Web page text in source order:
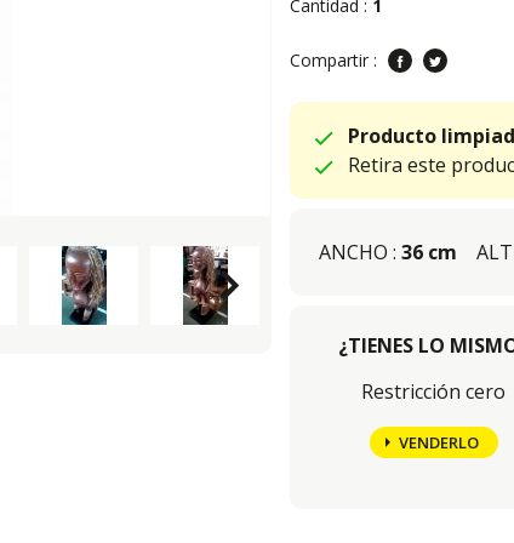
keyboard_arrow_right
Cantidad : 1
Compartir :
Producto
Retira este
ANCHO : 36 cm
¿TIENES LO
Restricción cero
VENDERLO